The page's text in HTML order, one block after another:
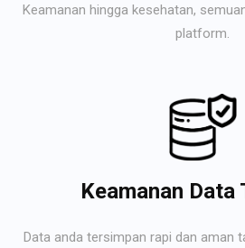
Keamanan hingga kesehatan,
platform.
Keamanan Data
Data anda tersimpan rapi dan aman